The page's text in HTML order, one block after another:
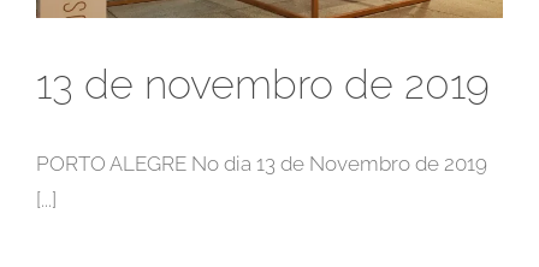
13 de novembro de 2019
PORTO ALEGRE No dia 13 de Novembro de 2019
[...]